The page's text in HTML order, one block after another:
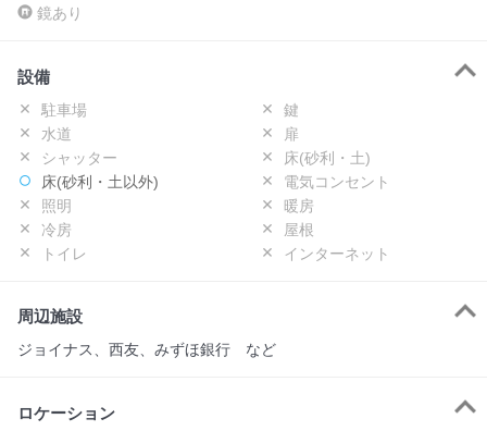
鏡あり
設備
駐車場
鍵
水道
扉
シャッター
床(砂利・土)
床(砂利・土以外)
電気コンセント
照明
暖房
冷房
屋根
トイレ
インターネット
周辺施設
ジョイナス、西友、みずほ銀行 など
ロケーション